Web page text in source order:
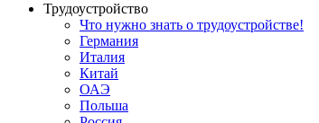
Трудоустройство
Что нужно знать о трудоустройстве!
Германия
Италия
Китай
ОАЭ
Польша